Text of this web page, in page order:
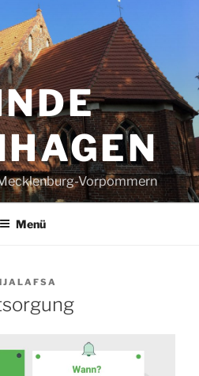
Vorpommern
Menü